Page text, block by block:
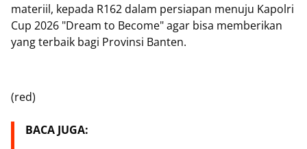
materiil, kepada R162 dalam persiapan menuju Kapolri
Cup 2026 "Dream to Become" agar bisa memberikan
yang terbaik bagi Provinsi Banten.
(red)
BACA JUGA: